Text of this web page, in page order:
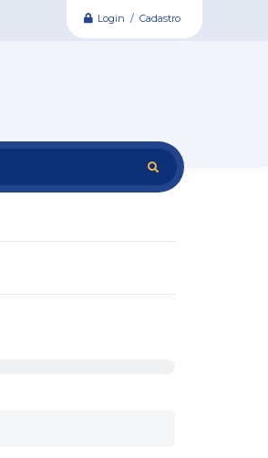
Login / Cadastro